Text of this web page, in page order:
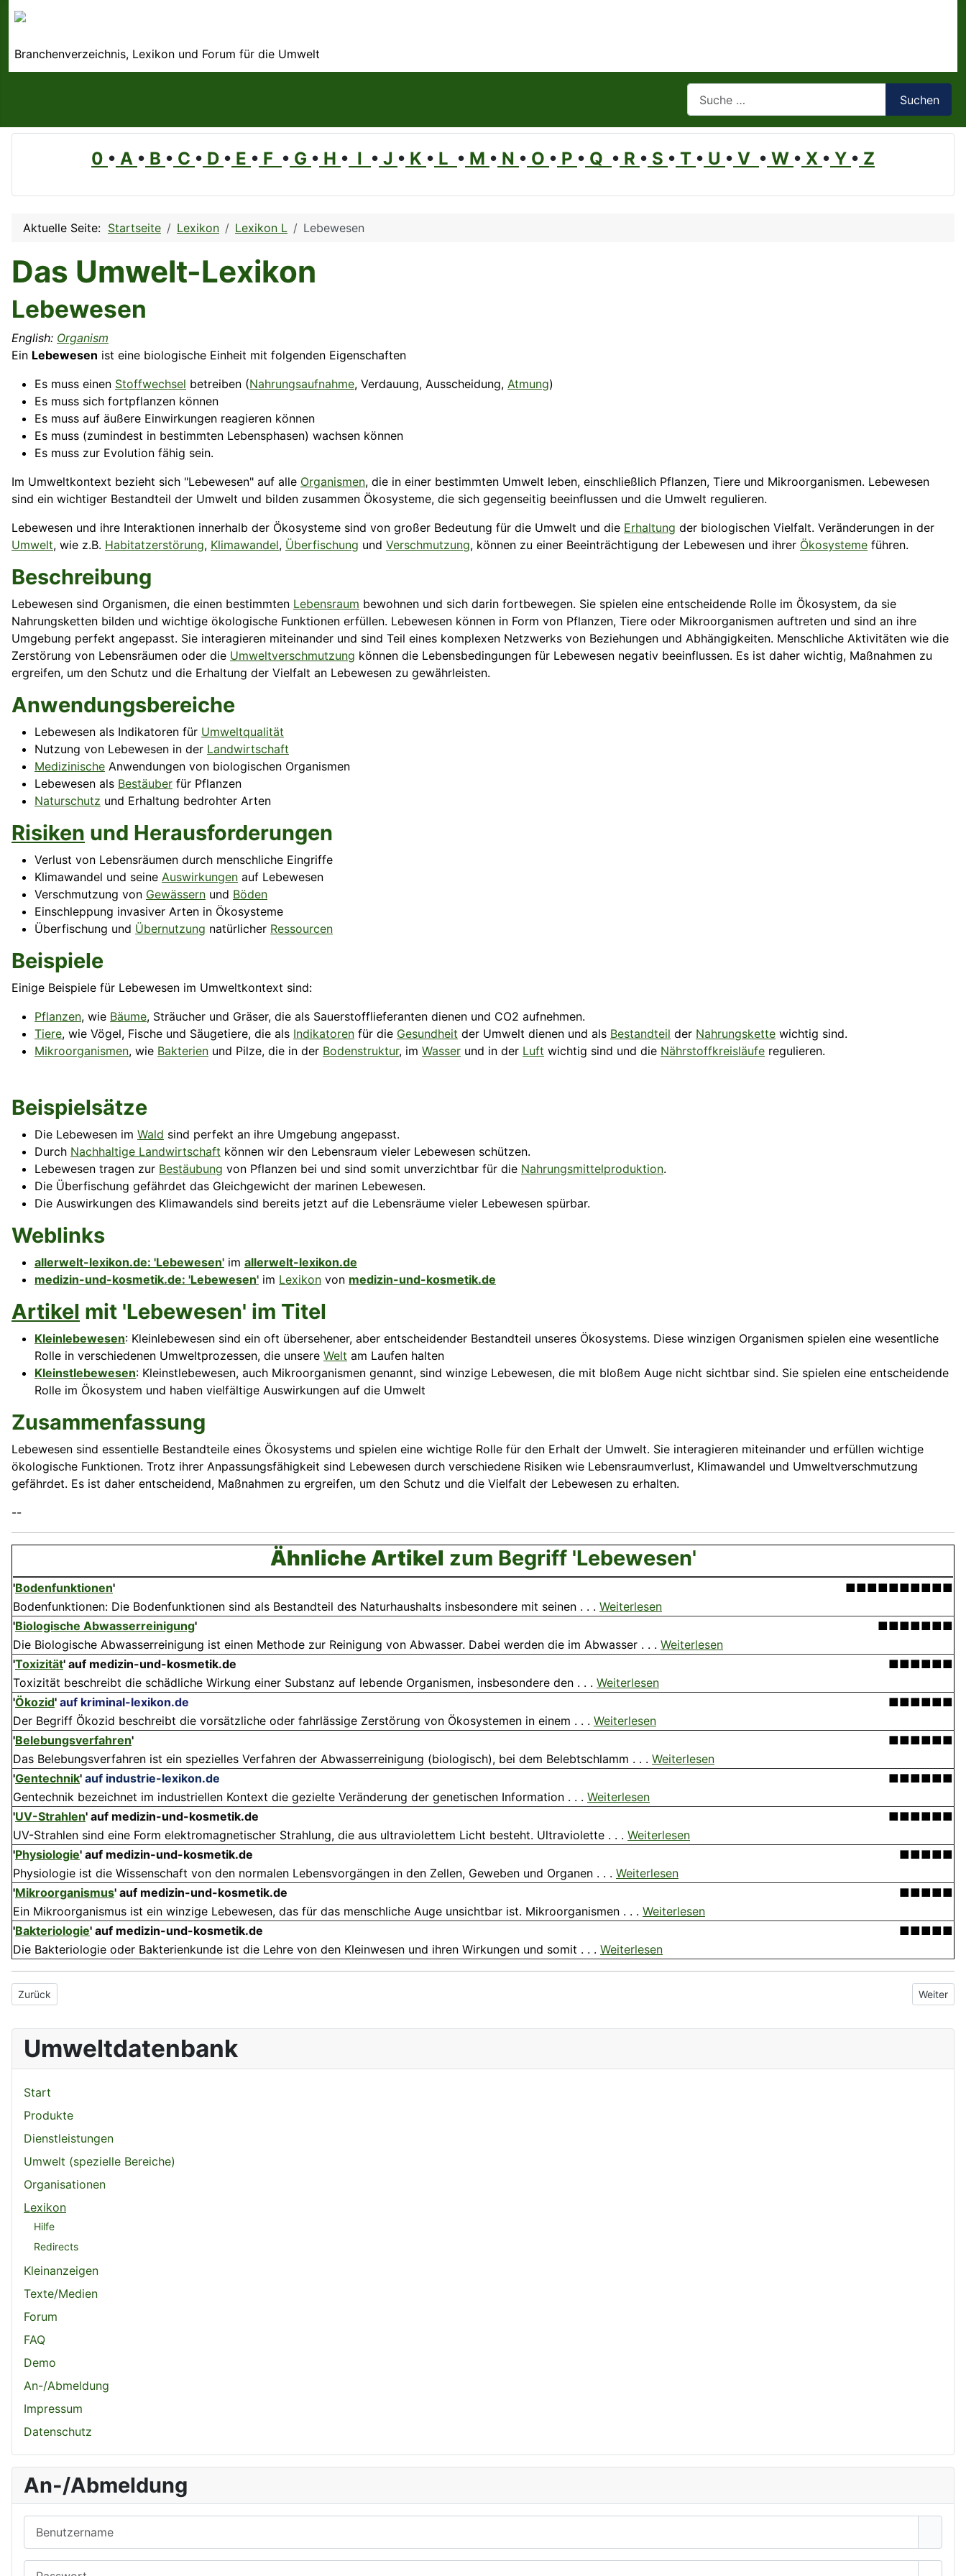
Branchenverzeichnis, Lexikon und Forum für die Umwelt
Suchen
0 • A • B • C • D • E • F • G • H • I • J • K • L • M • N • O • P • Q • R • S • T • U • V • W • X • Y • Z
Aktuelle Seite: Startseite Lexikon Lexikon L Lebewesen
Das Umwelt-Lexikon
Lebewesen
English: Organism
Ein Lebewesen ist eine biologische Einheit mit folgenden Eigenschaften
Es muss einen Stoffwechsel betreiben (Nahrungsaufnahme, Verdauung, Ausscheidung, Atmung)
Es muss sich fortpflanzen können
Es muss auf äußere Einwirkungen reagieren können
Es muss (zumindest in bestimmten Lebensphasen) wachsen können
Es muss zur Evolution fähig sein.
Im Umweltkontext bezieht sich "Lebewesen" auf alle Organismen, die in einer bestimmten Umwelt leben, einschließlich Pflanzen, Tiere und Mikroorganismen. Lebewesen
sind ein wichtiger Bestandteil der Umwelt und bilden zusammen Ökosysteme, die sich gegenseitig beeinflussen und die Umwelt regulieren.
Lebewesen und ihre Interaktionen innerhalb der Ökosysteme sind von großer Bedeutung für die Umwelt und die Erhaltung der biologischen Vielfalt. Veränderungen in der
Umwelt, wie z.B. Habitatzerstörung, Klimawandel, Überfischung und Verschmutzung, können zu einer Beeinträchtigung der Lebewesen und ihrer Ökosysteme führen.
Beschreibung
Lebewesen sind Organismen, die einen bestimmten Lebensraum bewohnen und sich darin fortbewegen. Sie spielen eine entscheidende Rolle im Ökosystem, da sie
Nahrungsketten bilden und wichtige ökologische Funktionen erfüllen. Lebewesen können in Form von Pflanzen, Tiere oder Mikroorganismen auftreten und sind an ihre
Umgebung perfekt angepasst. Sie interagieren miteinander und sind Teil eines komplexen Netzwerks von Beziehungen und Abhängigkeiten. Menschliche Aktivitäten wie die
Zerstörung von Lebensräumen oder die Umweltverschmutzung können die Lebensbedingungen für Lebewesen negativ beeinflussen. Es ist daher wichtig, Maßnahmen zu
ergreifen, um den Schutz und die Erhaltung der Vielfalt an Lebewesen zu gewährleisten.
Anwendungsbereiche
Lebewesen als Indikatoren für Umweltqualität
Nutzung von Lebewesen in der Landwirtschaft
Medizinische Anwendungen von biologischen Organismen
Lebewesen als Bestäuber für Pflanzen
Naturschutz und Erhaltung bedrohter Arten
Risiken und Herausforderungen
Verlust von Lebensräumen durch menschliche Eingriffe
Klimawandel und seine Auswirkungen auf Lebewesen
Verschmutzung von Gewässern und Böden
Einschleppung invasiver Arten in Ökosysteme
Überfischung und Übernutzung natürlicher Ressourcen
Beispiele
Einige Beispiele für Lebewesen im Umweltkontext sind:
Pflanzen, wie Bäume, Sträucher und Gräser, die als Sauerstofflieferanten dienen und CO2 aufnehmen.
Tiere, wie Vögel, Fische und Säugetiere, die als Indikatoren für die Gesundheit der Umwelt dienen und als Bestandteil der Nahrungskette wichtig sind.
Mikroorganismen, wie Bakterien und Pilze, die in der Bodenstruktur, im Wasser und in der Luft wichtig sind und die Nährstoffkreisläufe regulieren.
Beispielsätze
Die Lebewesen im Wald sind perfekt an ihre Umgebung angepasst.
Durch Nachhaltige Landwirtschaft können wir den Lebensraum vieler Lebewesen schützen.
Lebewesen tragen zur Bestäubung von Pflanzen bei und sind somit unverzichtbar für die Nahrungsmittelproduktion.
Die Überfischung gefährdet das Gleichgewicht der marinen Lebewesen.
Die Auswirkungen des Klimawandels sind bereits jetzt auf die Lebensräume vieler Lebewesen spürbar.
Weblinks
allerwelt-lexikon.de: 'Lebewesen' im allerwelt-lexikon.de
medizin-und-kosmetik.de: 'Lebewesen' im Lexikon von medizin-und-kosmetik.de
Artikel mit 'Lebewesen' im Titel
Kleinlebewesen: Kleinlebewesen sind ein oft übersehener, aber entscheidender Bestandteil unseres Ökosystems. Diese winzigen Organismen spielen eine wesentliche
Rolle in verschiedenen Umweltprozessen, die unsere Welt am Laufen halten
Kleinstlebewesen: Kleinstlebewesen, auch Mikroorganismen genannt, sind winzige Lebewesen, die mit bloßem Auge nicht sichtbar sind. Sie spielen eine entscheidende
Rolle im Ökosystem und haben vielfältige Auswirkungen auf die Umwelt
Zusammenfassung
Lebewesen sind essentielle Bestandteile eines Ökosystems und spielen eine wichtige Rolle für den Erhalt der Umwelt. Sie interagieren miteinander und erfüllen wichtige
ökologische Funktionen. Trotz ihrer Anpassungsfähigkeit sind Lebewesen durch verschiedene Risiken wie Lebensraumverlust, Klimawandel und Umweltverschmutzung
gefährdet. Es ist daher entscheidend, Maßnahmen zu ergreifen, um den Schutz und die Vielfalt der Lebewesen zu erhalten.
--
Ähnliche Artikel zum Begriff 'Lebewesen'
'Bodenfunktionen'
■■■■■■■■■■
Bodenfunktionen: Die Boden­funktionen sind als Bestandteil des Naturhaushalts insbesondere mit seinen . . . Weiterlesen
'Biologische Abwasserreinigung'
■■■■■■■
Die Biologische Abwasserreinigung ist einen Methode zur Reinigung von Abwasser. Dabei werden die im Abwasser . . . Weiterlesen
'Toxizität' auf medizin-und-kosmetik.de
■■■■■■
Toxizität beschreibt die schädliche Wirkung einer Substanz auf lebende Organismen, insbesondere den . . . Weiterlesen
'Ökozid' auf kriminal-lexikon.de
■■■■■■
Der Begriff Ökozid beschreibt die vorsätzliche oder fahrlässige Zerstörung von Ökosystemen in einem . . . Weiterlesen
'Belebungsverfahren'
■■■■■■
Das Belebungsverfahren ist ein spezielles Verfahren der Abwasserreinigung (biologisch), bei dem Belebtschlamm . . . Weiterlesen
'Gentechnik' auf industrie-lexikon.de
■■■■■■
Gentechnik bezeichnet im industriellen Kontext die gezielte Veränderung der genetischen Information . . . Weiterlesen
'UV-Strahlen' auf medizin-und-kosmetik.de
■■■■■■
UV-Strahlen sind eine Form elektromagnetischer Strahlung, die aus ultraviolettem Licht besteht. Ultraviolette . . . Weiterlesen
'Physiologie' auf medizin-und-kosmetik.de
■■■■■
Physiologie ist die Wissenschaft von den normalen Lebensvorgängen in den Zellen, Geweben und Organen . . . Weiterlesen
'Mikroorganismus' auf medizin-und-kosmetik.de
■■■■■
Ein Mikroorganismus ist ein winzige Lebewesen, das für das menschliche Auge unsichtbar ist. Mikroorganismen . . . Weiterlesen
'Bakteriologie' auf medizin-und-kosmetik.de
■■■■■
Die Bakteriologie oder Bakterienkunde ist die Lehre von den Kleinwesen und ihren Wirkungen und somit . . . Weiterlesen
Vorheriger Beitrag: Lebensvorgang
Zurück Nächster
Weiter
Umweltdatenbank
Start
Produkte
Dienstleistungen
Umwelt (spezielle Bereiche)
Organisationen
Lexikon
Hilfe
Redirects
Kleinanzeigen
Texte/Medien
Forum
FAQ
Demo
An-/Abmeldung
Impressum
Datenschutz
An-/Abmeldung